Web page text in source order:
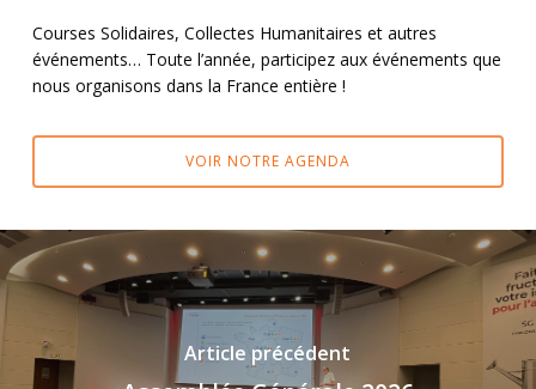
Courses Solidaires, Collectes Humanitaires et autres
événements… Toute l’année, participez aux événements que
nous organisons dans la France entière !
VOIR NOTRE AGENDA
Article précédent